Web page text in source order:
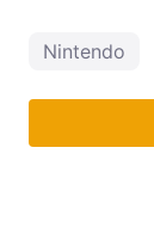
Nintendo